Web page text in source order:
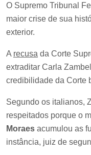
O Supremo Tribunal
maior crise de sua
exterior.
A recusa da Corte
extraditar Carla
credibilidade da Corte
Segundo os italianos,
respeitados porque o
Moraes acumulou as
instância, juiz de